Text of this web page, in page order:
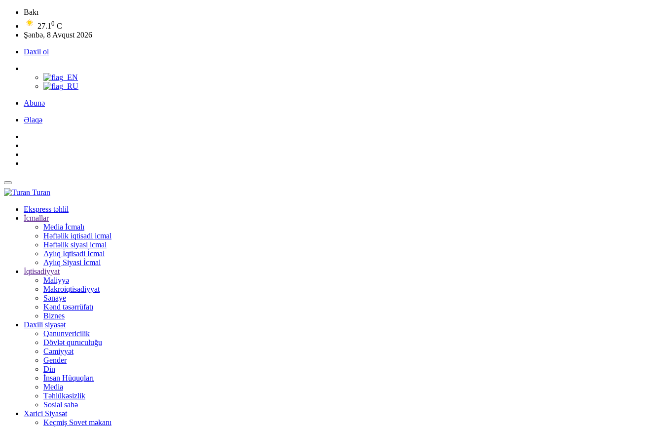
Bakı
27.1 0 C
Şənbə, 8 Avqust 2026
Daxil ol
Abunə
Əlaqə
Turan
Ekspress təhlil
İcmallar
Media İcmalı
Həftəlik iqtisadi icmal
Həftəlik siyasi icmal
Aylıq İqtisadi İcmal
Aylıq Siyasi İcmal
İqtisadiyyat
Maliyyə
Makroiqtisadiyyat
Sənaye
Kənd təsərrüfatı
Biznes
Daxili siyasət
Qanunvericilik
Dövlət quruculuğu
Cəmiyyət
Gender
Din
İnsan Hüquqları
Media
Təhlükəsizlik
Sosial sahə
Xarici Siyasət
Keçmiş Sovet məkanı